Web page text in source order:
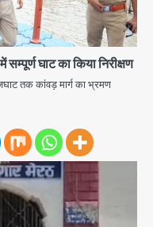
घाट का किया निरीक्षण
तक कांवड़ मार्ग का भ्रमण
का इनामी